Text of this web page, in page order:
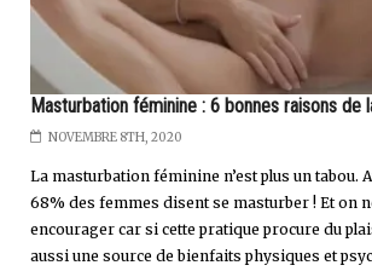
Masturbation féminine : 6 bonnes raisons de
NOVEMBRE 8TH, 2020
La masturbation féminine n’est plus un tabou.
68% des femmes disent se masturber ! Et on
encourager car si cette pratique procure du
aussi une source de bienfaits physiques et